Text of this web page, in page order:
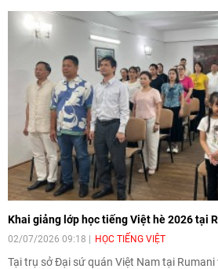
Khai giảng lớp học tiếng Việt hè 2026 tại
02/07/2026 09:18 HỌC TIẾNG VIỆT
Tại trụ sở Đại sứ quán Việt Nam tại